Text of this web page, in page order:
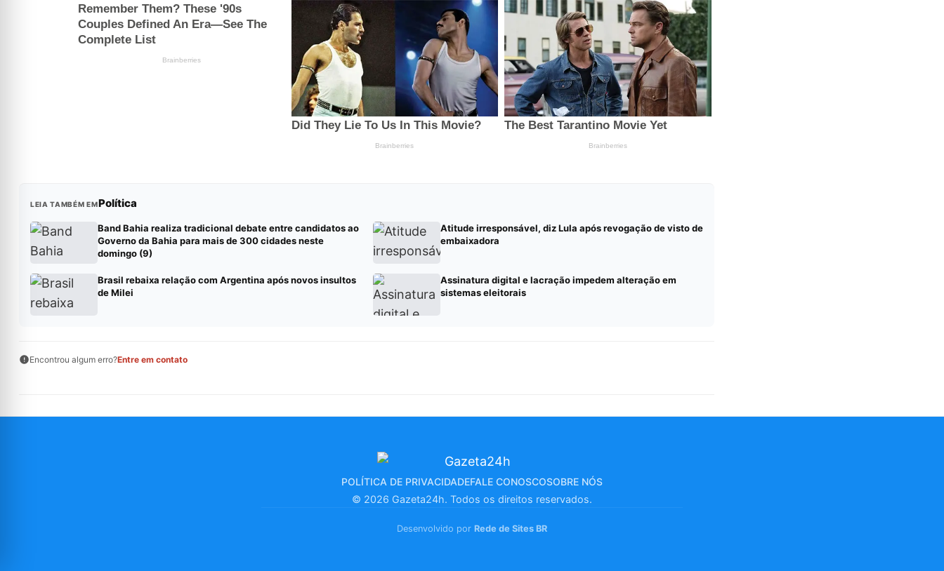
LEIA TAMBÉM EMPolítica
Band Bahia realiza tradicional debate entre candidatos ao
Governo da Bahia para mais de 300 cidades neste
domingo (9)
Atitude irresponsável, diz Lula após revogação de visto de
embaixadora
Brasil rebaixa relação com Argentina após novos insultos
de Milei
Assinatura digital e lacração impedem alteração em
sistemas eleitorais
Encontrou algum erro?Entre em contato
POLÍTICA DE PRIVACIDADEFALE CONOSCOSOBRE NÓS
© 2026 Gazeta24h. Todos os direitos reservados.
Desenvolvido por Rede de Sites BR